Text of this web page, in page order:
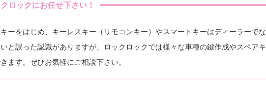
ロックにお任せ下さい！
ーをはじめ、キーレスキー（リモコンキー）やスマートキーはディーラーでな
と誤った認識がありますが、ロックロックでは様々な車種の鍵作成やスペアキ
ます。ぜひお気軽にご相談下さい。